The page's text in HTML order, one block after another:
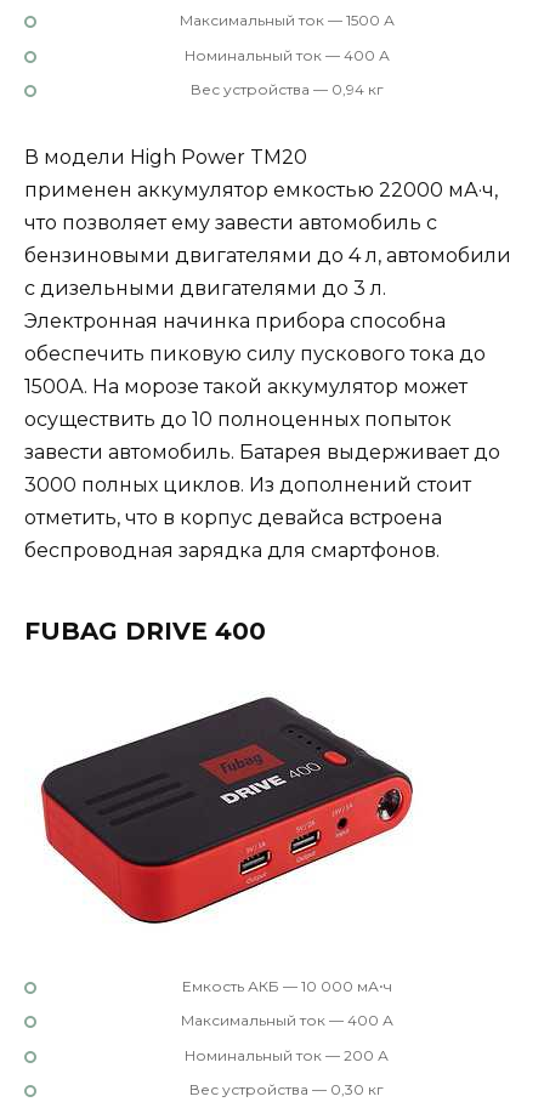
Максимальный ток — 1500 А
Номинальный ток — 400 А
Вес устройства — 0,94 кг
В модели High Power TM20
применен аккумулятор емкостью 22000 мА·ч,
что позволяет ему завести автомобиль с
бензиновыми двигателями до 4 л, автомобили
с дизельными двигателями до 3 л.
Электронная начинка прибора способна
обеспечить пиковую силу пускового тока до
1500А. На морозе такой аккумулятор может
осуществить до 10 полноценных попыток
завести автомобиль. Батарея выдерживает до
3000 полных циклов. Из дополнений стоит
отметить, что в корпус девайса встроена
беспроводная зарядка для смартфонов.
FUBAG DRIVE 400
Емкость АКБ — 10 000 мА⋅ч
Максимальный ток — 400 А
Номинальный ток — 200 А
Вес устройства — 0,30 кг